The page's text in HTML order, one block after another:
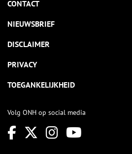
CONTACT
NIEUWSBRIEF
DISCLAIMER
PRIVACY
TOEGANKELIJKHEID
Volg ONH op social media